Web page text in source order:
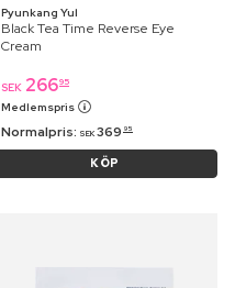
Pyunkang Yul
Black Tea Time Reverse Eye
Cream
SEK 26695
Medlemspris
Normalpris: SEK 369 95
KÖP